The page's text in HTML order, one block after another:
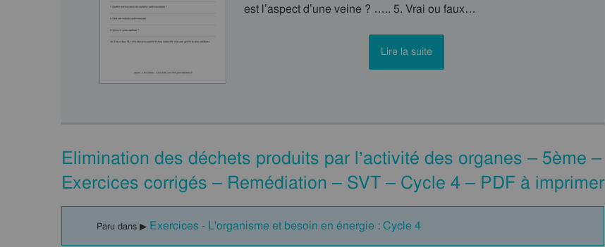
est l’aspect d’une veine ? ….. 5. Vrai ou faux…
Lire la suite
Elimination des déchets produits par l’activité des organes – 5ème –
Exercices corrigés – Remédiation – SVT – Cycle 4 – PDF à imprimer
Paru dans ▶ Exercices - L'organisme et besoin en énergie : Cycle 4